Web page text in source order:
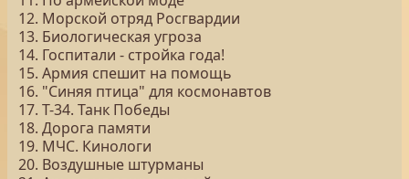
12. Морской отряд Росгвардии
13. Биологическая угроза
14. Госпитали - стройка года!
15. Армия спешит на помощь
16. "Синяя птица" для космонавтов
17. Т-34. Танк Победы
18. Дорога памяти
19. МЧС. Кинологи
20. Воздушные штурманы